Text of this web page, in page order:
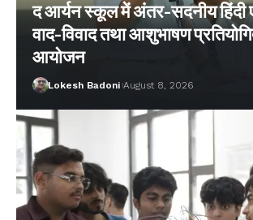
द आर्यन स्कूल में अंतर-सदनीय हिंदी
वाद-विवाद तथा आशुभाषण
आयोजन
Lokesh Badoni August 8, 2026